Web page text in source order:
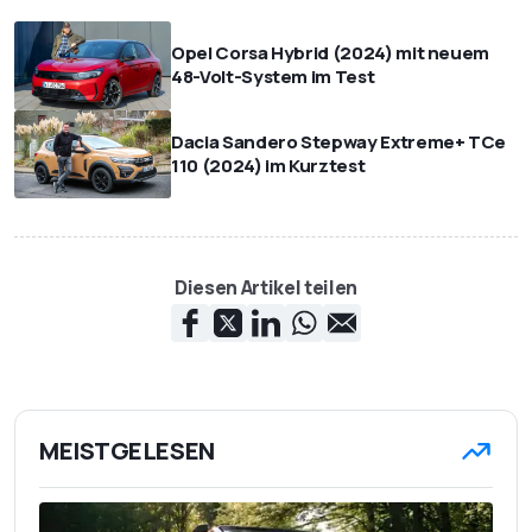
Opel Corsa Hybrid (2024) mit neuem
48-Volt-System im Test
Dacia Sandero Stepway Extreme+ TCe
110 (2024) im Kurztest
Diesen Artikel teilen
MEISTGELESEN